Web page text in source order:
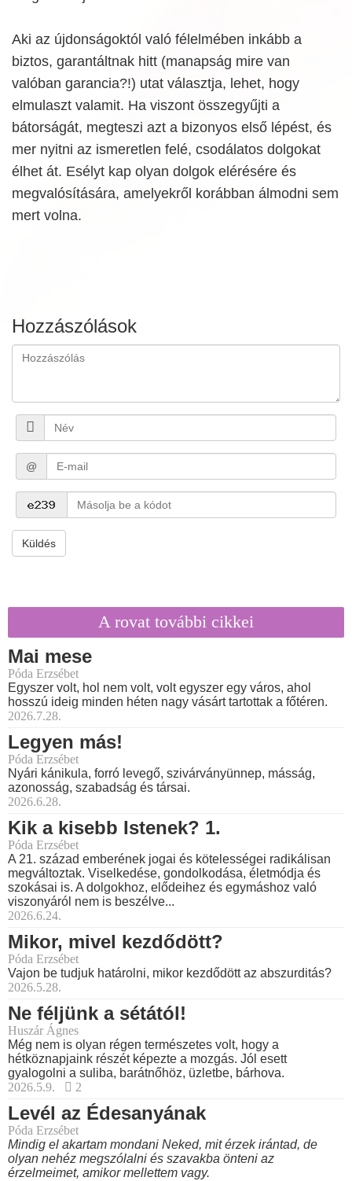
Aki az újdonságoktól való félelmében inkább a
biztos, garantáltnak hitt (manapság mire van
valóban garancia?!) utat választja, lehet, hogy
elmulaszt valamit. Ha viszont összegyűjti a
bátorságát, megteszi azt a bizonyos első lépést, és
mer nyitni az ismeretlen felé, csodálatos dolgokat
élhet át. Esélyt kap olyan dolgok elérésére és
megvalósítására, amelyekről korábban álmodni sem
mert volna.
Hozzászólások
@
Küldés
A rovat további cikkei
Mai mese
Póda Erzsébet
Egyszer volt, hol nem volt, volt egyszer egy város, ahol
hosszú ideig minden héten nagy vásárt tartottak a főtéren.
2026.7.28.
Legyen más!
Póda Erzsébet
Nyári kánikula, forró levegő, szivárványünnep, másság,
azonosság, szabadság és társai.
2026.6.28.
Kik a kisebb Istenek? 1.
Póda Erzsébet
A 21. század emberének jogai és kötelességei radikálisan
megváltoztak. Viselkedése, gondolkodása, életmódja és
szokásai is. A dolgokhoz, elődeihez és egymáshoz való
viszonyáról nem is beszélve...
2026.6.24.
Mikor, mivel kezdődött?
Póda Erzsébet
Vajon be tudjuk határolni, mikor kezdődött az abszurditás?
2026.5.28.
Ne féljünk a sétától!
Huszár Ágnes
Még nem is olyan régen természetes volt, hogy a
hétköznapjaink részét képezte a mozgás. Jól esett
gyalogolni a suliba, barátnőhöz, üzletbe, bárhova.
2026.5.9.
2
Levél az Édesanyának
Póda Erzsébet
Mindig el akartam mondani Neked, mit érzek irántad, de
olyan nehéz megszólalni és szavakba önteni az
érzelmeimet, amikor mellettem vagy.